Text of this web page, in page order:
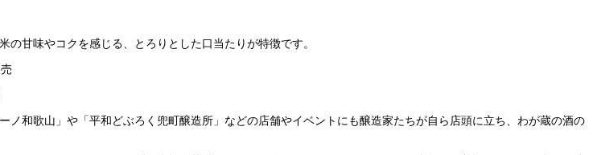
甘味やコクを感じる、とろりとした口当たりが特徴です。
和歌山」や「平和どぶろく兜町醸造所」などの店舗やイベントにも醸造家たちが自ら店頭に立ち、わが蔵の酒の